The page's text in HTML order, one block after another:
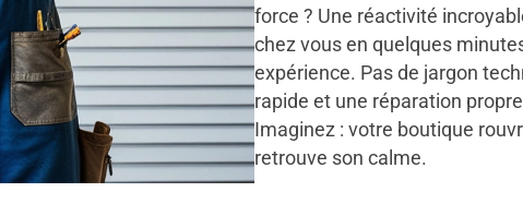
force ? Une réactivité
chez vous en quelques
expérience. Pas de jargon
rapide et une réparation
Imaginez : votre boutique
retrouve son calme.